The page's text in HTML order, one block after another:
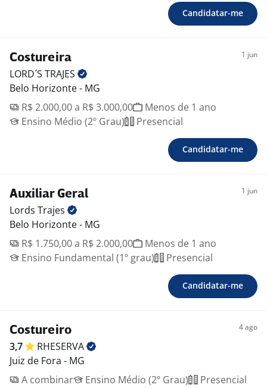
Candidatar-me
Costureira 1 jun
LORD´S TRAJES
Belo Horizonte - MG
R$ 2.000,00 a R$ 3.000,00
Menos de 1 ano
Ensino Médio (2º Grau)
Presencial
Candidatar-me
Auxiliar Geral 1 jun
Lords Trajes
Belo Horizonte - MG
R$ 1.750,00 a R$ 2.000,00
Menos de 1 ano
Ensino Fundamental (1º grau)
Presencial
Candidatar-me
Costureiro 4 ago
3,7
RHESERVA
Juiz de Fora - MG
A combinar
Ensino Médio (2º Grau) Presencial